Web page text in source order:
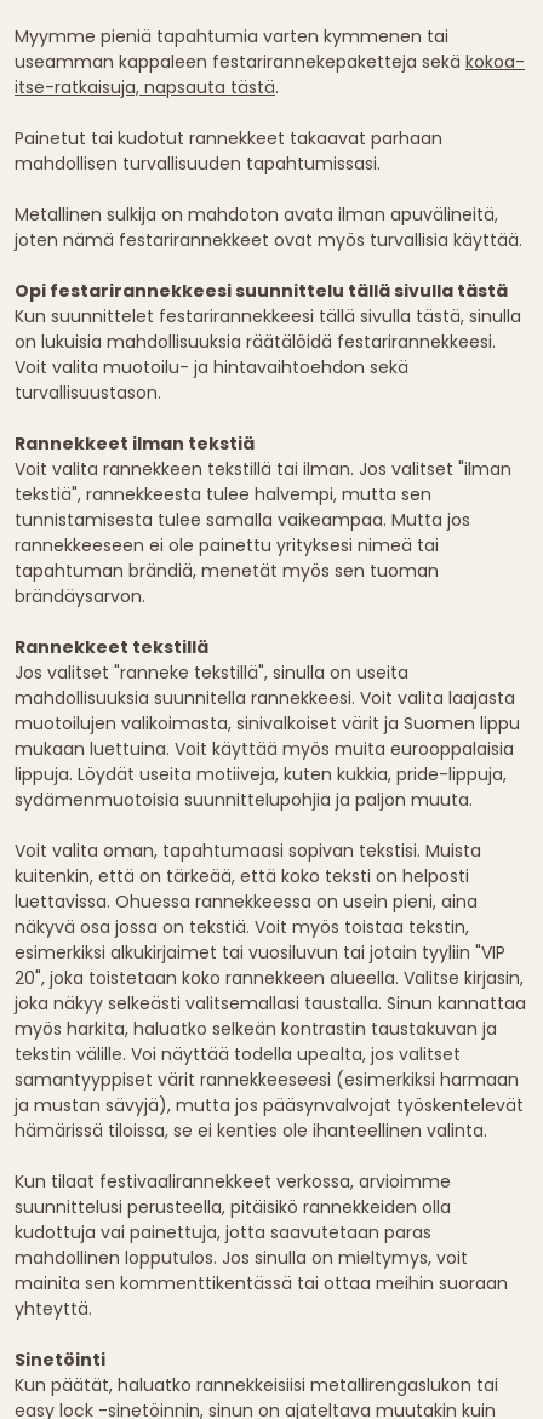
Myymme pieniä tapahtumia varten kymmenen tai
useamman kappaleen festarirannekepaketteja sekä kokoa-
itse-ratkaisuja, napsauta tästä.
Painetut tai kudotut rannekkeet takaavat parhaan
mahdollisen turvallisuuden tapahtumissasi.
Metallinen sulkija on mahdoton avata ilman apuvälineitä,
joten nämä festarirannekkeet ovat myös turvallisia käyttää.
Opi festarirannekkeesi suunnittelu tällä sivulla tästä
Kun suunnittelet festarirannekkeesi tällä sivulla tästä, sinulla
on lukuisia mahdollisuuksia räätälöidä festarirannekkeesi.
Voit valita muotoilu- ja hintavaihtoehdon sekä
turvallisuustason.
Rannekkeet ilman tekstiä
Voit valita rannekkeen tekstillä tai ilman. Jos valitset "ilman
tekstiä", rannekkeesta tulee halvempi, mutta sen
tunnistamisesta tulee samalla vaikeampaa. Mutta jos
rannekkeeseen ei ole painettu yrityksesi nimeä tai
tapahtuman brändiä, menetät myös sen tuoman
brändäysarvon.
Rannekkeet tekstillä
Jos valitset "ranneke tekstillä", sinulla on useita
mahdollisuuksia suunnitella rannekkeesi. Voit valita laajasta
muotoilujen valikoimasta, sinivalkoiset värit ja Suomen lippu
mukaan luettuina. Voit käyttää myös muita eurooppalaisia
lippuja. Löydät useita motiiveja, kuten kukkia, pride-lippuja,
sydämenmuotoisia suunnittelupohjia ja paljon muuta.
Voit valita oman, tapahtumaasi sopivan tekstisi. Muista
kuitenkin, että on tärkeää, että koko teksti on helposti
luettavissa. Ohuessa rannekkeessa on usein pieni, aina
näkyvä osa jossa on tekstiä. Voit myös toistaa tekstin,
esimerkiksi alkukirjaimet tai vuosiluvun tai jotain tyyliin "VIP
20", joka toistetaan koko rannekkeen alueella. Valitse kirjasin,
joka näkyy selkeästi valitsemallasi taustalla. Sinun kannattaa
myös harkita, haluatko selkeän kontrastin taustakuvan ja
tekstin välille. Voi näyttää todella upealta, jos valitset
samantyyppiset värit rannekkeeseesi (esimerkiksi harmaan
ja mustan sävyjä), mutta jos pääsynvalvojat työskentelevät
hämärissä tiloissa, se ei kenties ole ihanteellinen valinta.
Kun tilaat festivaalirannekkeet verkossa, arvioimme
suunnittelusi perusteella, pitäisikö rannekkeiden olla
kudottuja vai painettuja, jotta saavutetaan paras
mahdollinen lopputulos. Jos sinulla on mieltymys, voit
mainita sen kommenttikentässä tai ottaa meihin suoraan
yhteyttä.
Sinetöinti
Kun päätät, haluatko rannekkeisiisi metallirengaslukon tai
easy lock -sinetöinnin, sinun on ajateltava muutakin kuin